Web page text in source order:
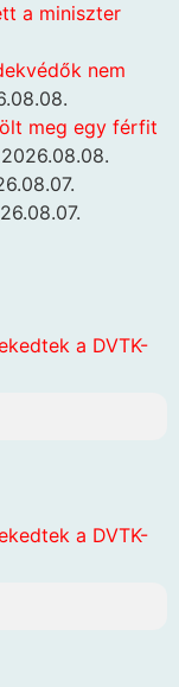
a miniszter
nem
meg egy férfit
2026.08.08.
a DVTK-
a DVTK-